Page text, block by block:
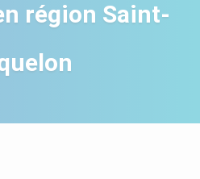
région Saint-